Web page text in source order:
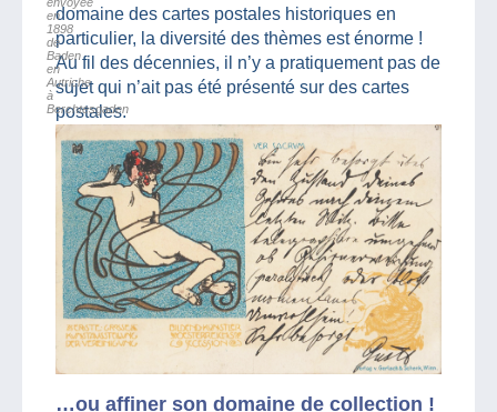
domaine des cartes postales historiques en
particulier, la diversité des thèmes est énorme !
Au fil des décennies, il n’y a pratiquement pas de
sujet qui n’ait pas été présenté sur des cartes
postales.
en
1898
de
Baden
en
Autriche
à
Berchtesgaden
…ou affiner son domaine de collection !